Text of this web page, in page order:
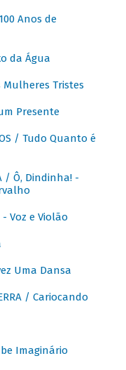
Anos de
da Água
Mulheres Tristes
Presente
/ Tudo Quanto é
/ Ô, Dindinha! -
- Voz e Violão
Uma Dansa
/ Cariocando
Imaginário